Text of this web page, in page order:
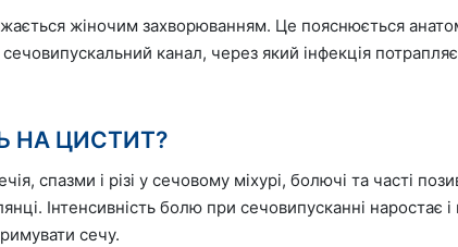
жіночим захворюванням. Це пояснюється
канал, через який інфекція
НА ЦИСТИТ?
спазми і різі у сечовому міхурі, болючі та часті
Інтенсивність болю при сечовипусканні наростає
сечу.